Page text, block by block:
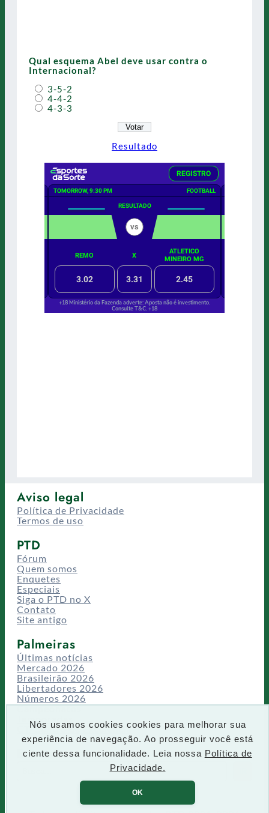
Nós usamos cookies cookies para melhorar sua
experiência de navegação. Ao prosseguir você está
ciente dessa funcionalidade. Leia nossa Política de
Privacidade.
OK
Qual esquema Abel deve usar contra o
Internacional?
3-5-2
4-4-2
4-3-3
Resultado
Aviso legal
Política de Privacidade
Termos de uso
PTD
Fórum
Quem somos
Enquetes
Especiais
Siga o PTD no X
Contato
Site antigo
Palmeiras
Últimas notícias
Mercado 2026
Brasileirão 2026
Libertadores 2026
Números 2026
Campeonatos
Temporadas
CT/Centro de Excelência
Busca
P
e
q
u